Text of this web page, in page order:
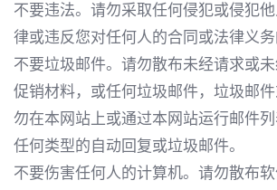
不要违法。请勿采取任何侵犯或侵犯
律或违反您对任何人的合同或法律义务
不要垃圾邮件。请勿散布未经请求或
促销材料，或任何垃圾邮件，垃圾邮
勿在本网站上或通过本网站运行邮件
任何类型的自动回复或垃圾邮件。
不要伤害任何人的计算机。请勿散布